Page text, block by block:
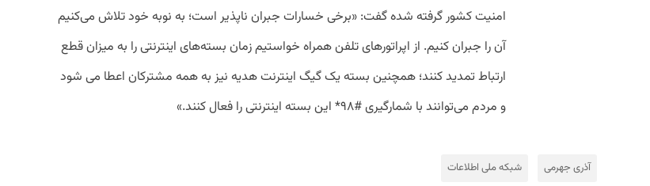
امنیت کشور گرفته شده گفت: «برخی خسارات جبران ناپذیر است؛ به نوبه خود تلاش می‌کنیم
آن را جبران کنیم. از اپراتورهای تلفن همراه خواستیم زمان بسته‌های اینترنتی را به میزان قطع
ارتباط تمدید کنند؛ همچنین بسته یک گیگ اینترنت هدیه نیز به همه مشترکان اعطا می شود
و مردم می‌توانند با شمارگیری #۹۸* این بسته اینترنتی را فعال کنند.»
آذری جهرمی شبکه ملی اطلاعات